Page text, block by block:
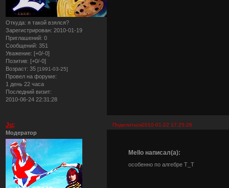
Откуда: я такой взялся?
Зарегистрирован: 2010-01-19
Приглашений: 0
Сообщений: 351
Уважение: [+0/-0]
Позитив: [+0/-0]
Возраст: 35 [1991-03-25]
Провел на форуме:
1 день 22 часа
Последний визит:
2010-06-24 22:31:28
Поделиться2010-01-22 17:25:26
Ju;
Модератор
Mello написал(а):
особенно по алгебре Т_Т